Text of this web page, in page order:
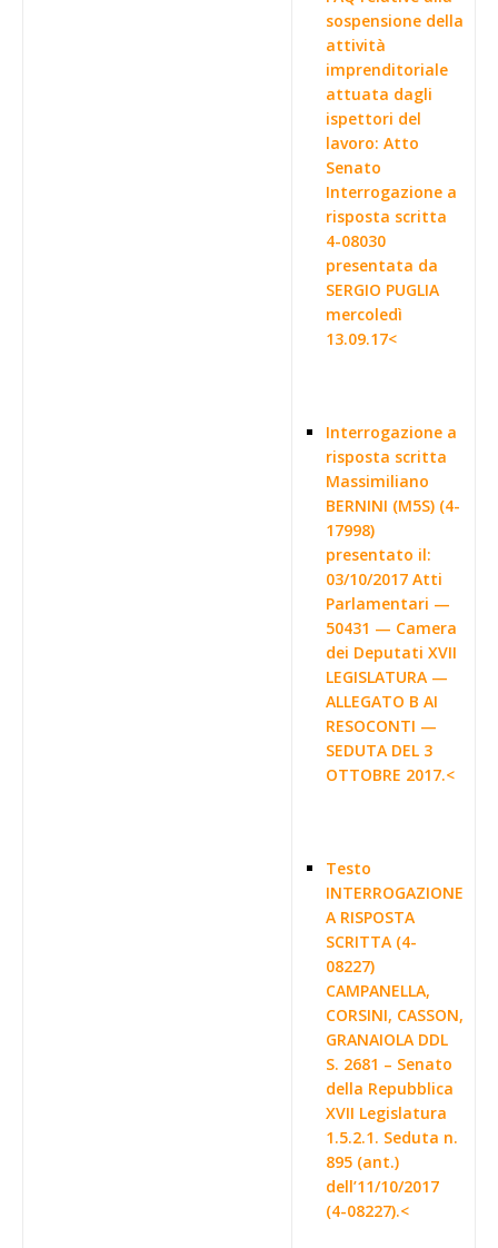
sospensione della
attività
imprenditoriale
attuata dagli
ispettori del
lavoro: Atto
Senato
Interrogazione a
risposta scritta
4-08030
presentata da
SERGIO PUGLIA
mercoledì
13.09.17<
Interrogazione a
risposta scritta
Massimiliano
BERNINI (M5S) (4-
17998)
presentato il:
03/10/2017 Atti
Parlamentari —
50431 — Camera
dei Deputati XVII
LEGISLATURA —
ALLEGATO B AI
RESOCONTI —
SEDUTA DEL 3
OTTOBRE 2017.<
Testo
INTERROGAZIONE
A RISPOSTA
SCRITTA (4-
08227)
CAMPANELLA,
CORSINI, CASSON,
GRANAIOLA DDL
S. 2681 – Senato
della Repubblica
XVII Legislatura
1.5.2.1. Seduta n.
895 (ant.)
dell’11/10/2017
(4-08227).<